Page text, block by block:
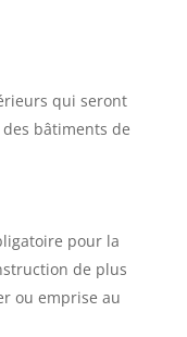
qui seront
bâtiments de
pour la
de plus
ou emprise au